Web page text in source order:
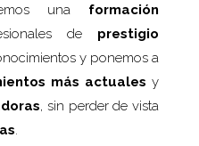
una formación
de prestigio
y ponemos a
más actuales y
, sin perder de vista
.